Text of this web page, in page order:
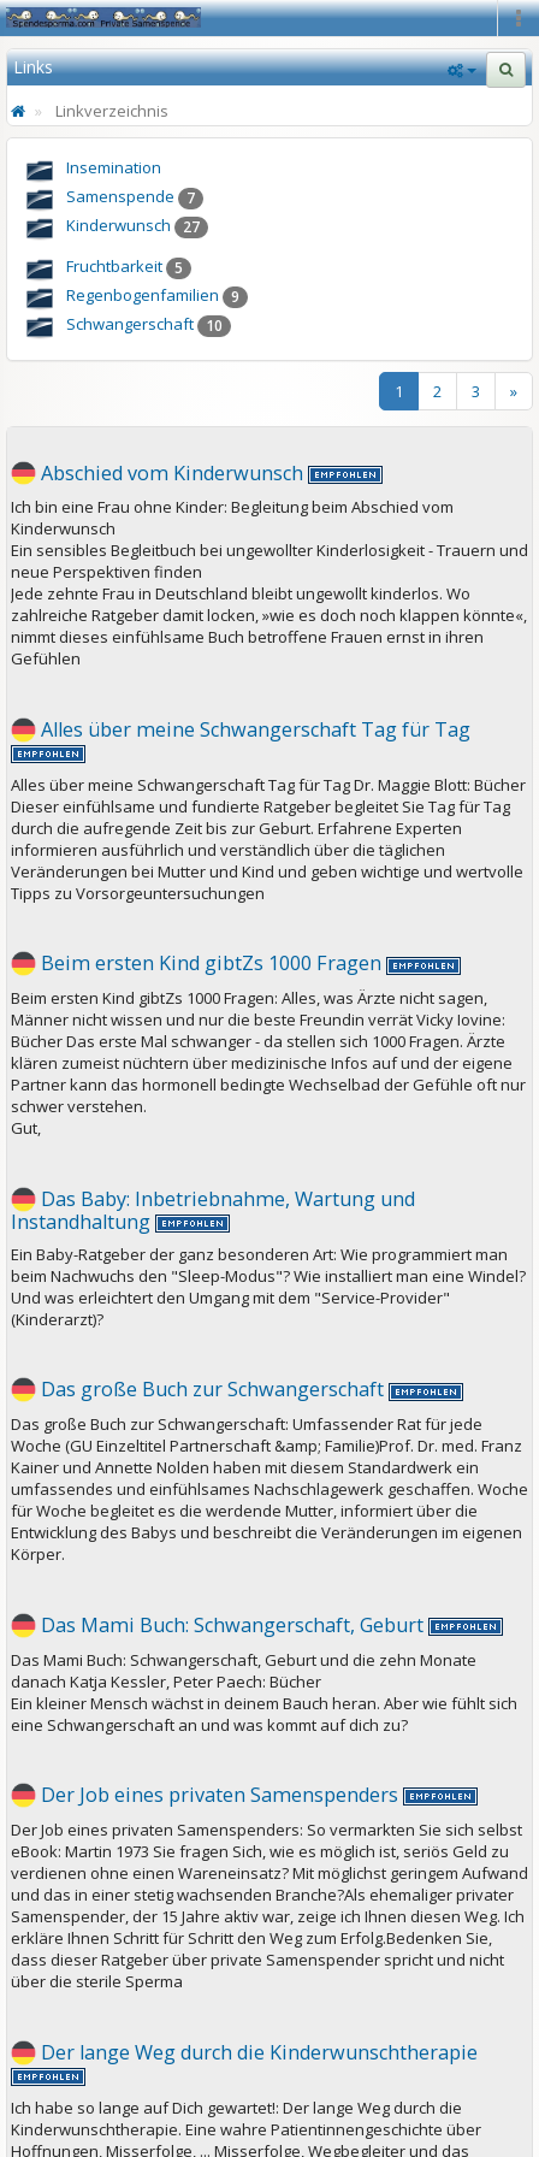
Links
Linkverzeichnis
Insemination
Samenspende
7
Kinderwunsch 27
Fruchtbarkeit 5
Regenbogenfamilien 9
Schwangerschaft 10
1 2 3 »
Abschied vom Kinderwunsch
Ich bin eine Frau ohne Kinder: Begleitung beim Abschied vom
Kinderwunsch
Ein sensibles Begleitbuch bei ungewollter Kinderlosigkeit - Trauern und
neue Perspektiven finden
Jede zehnte Frau in Deutschland bleibt ungewollt kinderlos. Wo
zahlreiche Ratgeber damit locken, »wie es doch noch klappen könnte«,
nimmt dieses einfühlsame Buch betroffene Frauen ernst in ihren
Gefühlen
Alles über meine Schwangerschaft Tag für Tag
Alles über meine Schwangerschaft Tag für Tag Dr. Maggie Blott: Bücher
Dieser einfühlsame und fundierte Ratgeber begleitet Sie Tag für Tag
durch die aufregende Zeit bis zur Geburt. Erfahrene Experten
informieren ausführlich und verständlich über die täglichen
Veränderungen bei Mutter und Kind und geben wichtige und wertvolle
Tipps zu Vorsorgeuntersuchungen
Beim ersten Kind gibtZs 1000 Fragen
Beim ersten Kind gibtZs 1000 Fragen: Alles, was Ärzte nicht sagen,
Männer nicht wissen und nur die beste Freundin verrät Vicky Iovine:
Bücher Das erste Mal schwanger - da stellen sich 1000 Fragen. Ärzte
klären zumeist nüchtern über medizinische Infos auf und der eigene
Partner kann das hormonell bedingte Wechselbad der Gefühle oft nur
schwer verstehen.
Gut,
Das Baby: Inbetriebnahme, Wartung und
Instandhaltung
Ein Baby-Ratgeber der ganz besonderen Art: Wie programmiert man
beim Nachwuchs den "Sleep-Modus"? Wie installiert man eine Windel?
Und was erleichtert den Umgang mit dem "Service-Provider"
(Kinderarzt)?
Das große Buch zur Schwangerschaft
Das große Buch zur Schwangerschaft: Umfassender Rat für jede
Woche (GU Einzeltitel Partnerschaft &amp; Familie)Prof. Dr. med. Franz
Kainer und Annette Nolden haben mit diesem Standardwerk ein
umfassendes und einfühlsames Nachschlagewerk geschaffen. Woche
für Woche begleitet es die werdende Mutter, informiert über die
Entwicklung des Babys und beschreibt die Veränderungen im eigenen
Körper.
Das Mami Buch: Schwangerschaft, Geburt
Das Mami Buch: Schwangerschaft, Geburt und die zehn Monate
danach Katja Kessler, Peter Paech: Bücher
Ein kleiner Mensch wächst in deinem Bauch heran. Aber wie fühlt sich
eine Schwangerschaft an und was kommt auf dich zu?
Der Job eines privaten Samenspenders
Der Job eines privaten Samenspenders: So vermarkten Sie sich selbst
eBook: Martin 1973 Sie fragen Sich, wie es möglich ist, seriös Geld zu
verdienen ohne einen Wareneinsatz? Mit möglichst geringem Aufwand
und das in einer stetig wachsenden Branche?Als ehemaliger privater
Samenspender, der 15 Jahre aktiv war, zeige ich Ihnen diesen Weg. Ich
erkläre Ihnen Schritt für Schritt den Weg zum Erfolg.Bedenken Sie,
dass dieser Ratgeber über private Samenspender spricht und nicht
über die sterile Sperma
Der lange Weg durch die Kinderwunschtherapie
Ich habe so lange auf Dich gewartet!: Der lange Weg durch die
Kinderwunschtherapie. Eine wahre Patientinnengeschichte über
Hoffnungen, Misserfolge, ... Misserfolge, Wegbegleiter und das